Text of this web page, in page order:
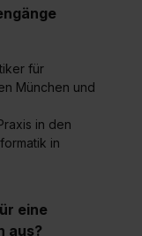
für
München und
in den
in
eine
aus?